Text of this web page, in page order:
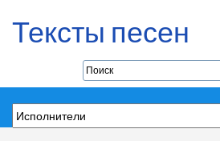
Тексты песен